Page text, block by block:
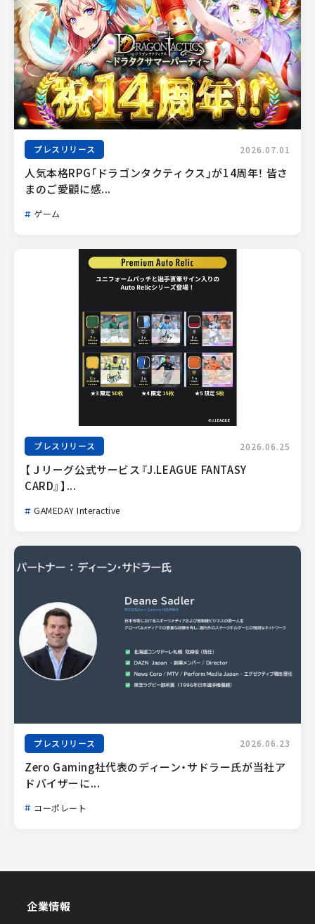
プレスリリース 2026.07.01
人気本格RPG「ドラゴンタクティクス」が14周年！ 皆さ
まのご愛顧に感...
ゲーム
プレスリリース 2026.06.25
【Ｊリーグ公式サービス『J.LEAGUE FANTASY
CARD』】...
GAMEDAY Interactive
プレスリリース 2026.06.23
Zero Gaming社代表のディーン・サドラー氏が当社ア
ドバイザーに...
コーポレート
企業情報